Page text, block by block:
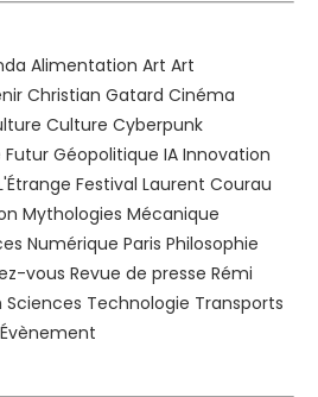
Alimentation Art Art
Christian Gatard Cinéma
Culture Cyberpunk
Futur Géopolitique IA Innovation
Festival Laurent Courau
Mythologies Mécanique
Numérique Paris Philosophie
vous Revue de presse Rémi
Sciences Technologie Transports
Évènement